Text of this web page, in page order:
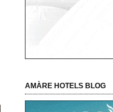
AMÀRE HOTELS BLOG